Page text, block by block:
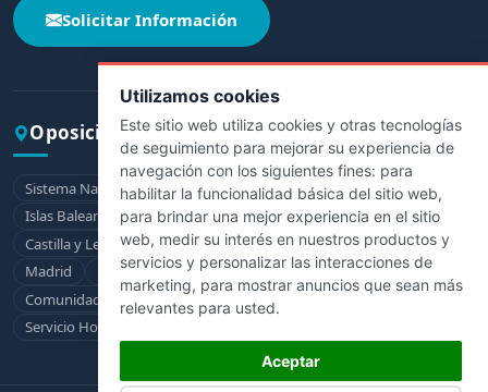
Utilizamos cookies
Este sitio web utiliza cookies y otras tecnologías
de seguimiento para mejorar su experiencia de
navegación con los siguientes fines: para
habilitar la funcionalidad básica del sitio web,
para brindar una mejor experiencia en el sitio
web, medir su interés en nuestros productos y
servicios y personalizar las interacciones de
marketing, para mostrar anuncios que sean más
relevantes para usted.
Aceptar
Solicitar Información
Oposiciones por comunidad
Sistema Nacional de Salud Andalucía Aragón
Asturias
Islas Baleares
Canarias Cantabria
Castilla-La Mancha
Castilla y León
Cataluña Extremadura Galicia
La Rioja
Madrid
Murcia Navarra
País Vasco
Comunidad Valenciana
Ceuta
Melilla
Servicio Hospitalario de la Defensa